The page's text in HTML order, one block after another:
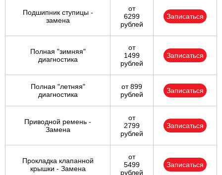
Подшипник ступицы -
замена
от
6299
рублей
Записаться
Полная "зимняя"
диагностика
от
1499
рублей
Записаться
Полная "летняя"
диагностика
от 899
рублей
Записаться
Приводной ремень -
Замена
от
2799
рублей
Записаться
Прокладка клапанной
крышки - Замена
от
5499
рублей
Записаться